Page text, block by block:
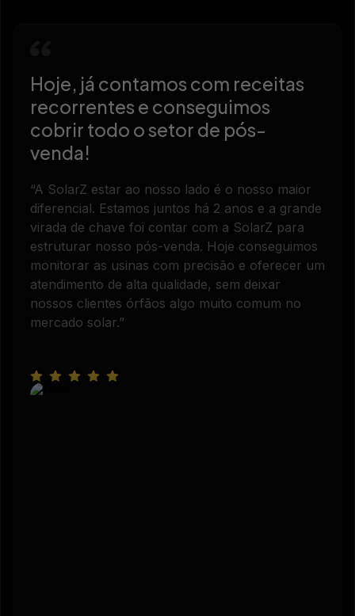
Hoje, já contamos com receitas
recorrentes e conseguimos
cobrir todo o setor de pós-
venda!
“A SolarZ estar ao nosso lado é o nosso maior
diferencial. Estamos juntos há 2 anos e a grande
virada de chave foi contar com a SolarZ para
estruturar nosso pós-venda. Hoje conseguimos
monitorar as usinas com precisão e oferecer um
atendimento de alta qualidade, sem deixar
nossos clientes órfãos algo muito comum no
mercado solar.”